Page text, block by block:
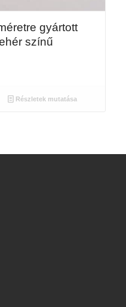
gyártott
színű
Részletek mutatása